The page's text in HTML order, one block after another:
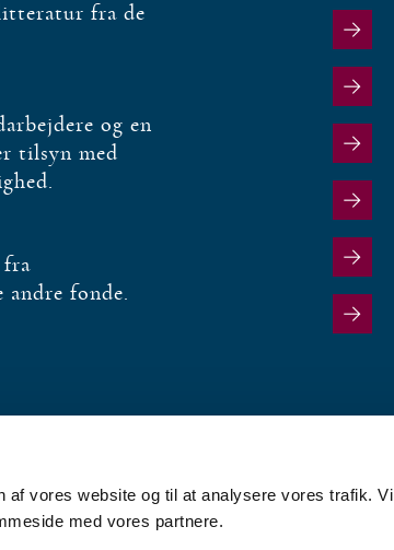
af vores website og til at analysere vores trafik. Vi
med vores partnere.
fra de
og en
tilsyn med
fra
fonde.